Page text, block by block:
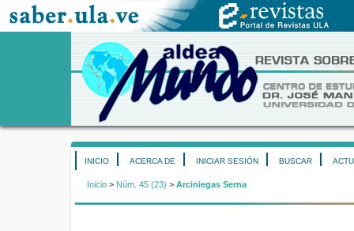
INICIO ACERCA DE INICIAR SESIÓN BUSCAR
Inicio > Núm. 45 (23) > Arciniegas Serna